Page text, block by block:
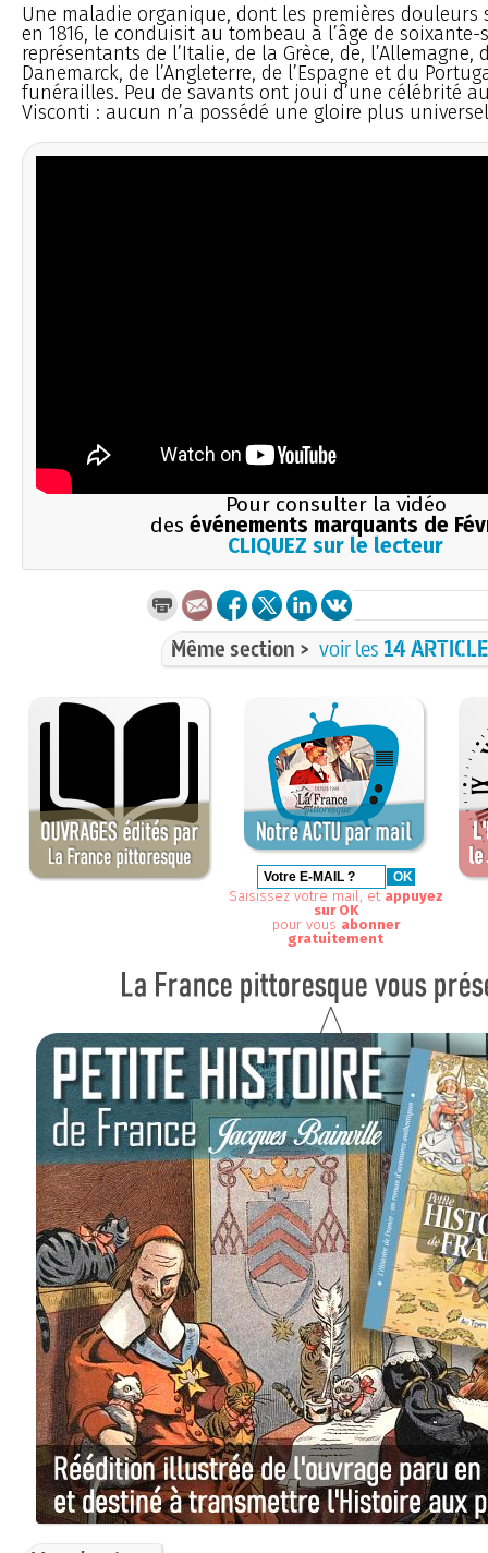
Une maladie organique, dont les premières douleurs
en 1816, le conduisit au tombeau à l’âge de soixante-
représentants de l’Italie, de la Grèce, de, l’Allemagne,
Danemarck, de l’Angleterre, de l’Espagne et du
funérailles. Peu de savants ont joui d’une célébrité
Visconti : aucun n’a possédé une gloire plus
Pour consulter la vidéo
des événements marquants de
CLIQUEZ sur le lecteur
Même section > voir les 14
Saisissez votre mail, et appuyez
sur OK
pour vous abonner
gratuitement